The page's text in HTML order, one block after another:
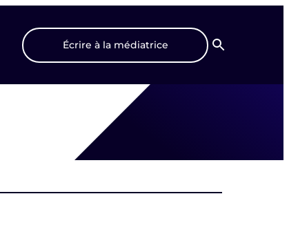
Écrire à la médiatrice
Recherche